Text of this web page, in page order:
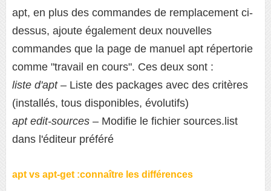
apt, en plus des commandes de remplacement ci-
dessus, ajoute également deux nouvelles
commandes que la page de manuel apt répertorie
comme "travail en cours". Ces deux sont :
liste d'apt– Liste des packages avec des critères
(installés, tous disponibles, évolutifs)
apt edit-sources – Modifie le fichier sources.list
dans l'éditeur préféré
apt vs apt-get :connaître les différences